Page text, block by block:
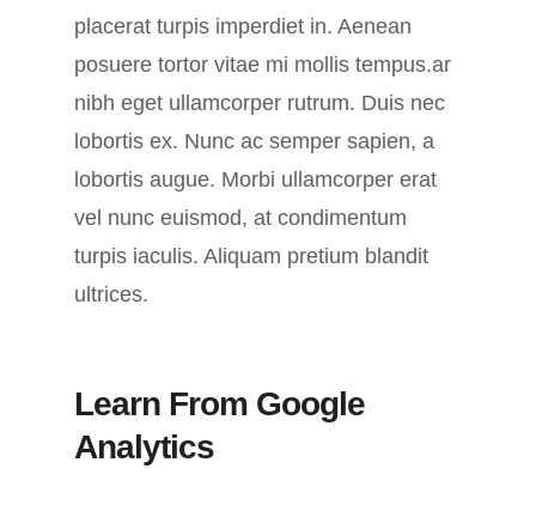
placerat turpis imperdiet in. Aenean
posuere tortor vitae mi mollis tempus.ar
nibh eget ullamcorper rutrum. Duis nec
lobortis ex. Nunc ac semper sapien, a
lobortis augue. Morbi ullamcorper erat
vel nunc euismod, at condimentum
turpis iaculis. Aliquam pretium blandit
ultrices.
Learn From Google
Analytics